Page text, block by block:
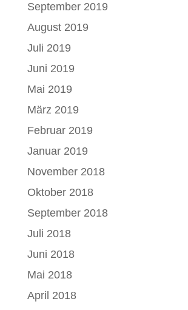
September 2019
August 2019
Juli 2019
Juni 2019
Mai 2019
März 2019
Februar 2019
Januar 2019
November 2018
Oktober 2018
September 2018
Juli 2018
Juni 2018
Mai 2018
April 2018